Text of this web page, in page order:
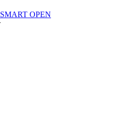
OPEN